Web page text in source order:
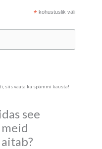
*kohustuslik väli
siis vaata ka spämmi kausta!
see
meid